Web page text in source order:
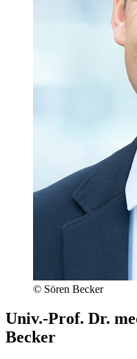
© Sören Becker
Univ.-Prof. Dr.
Becker